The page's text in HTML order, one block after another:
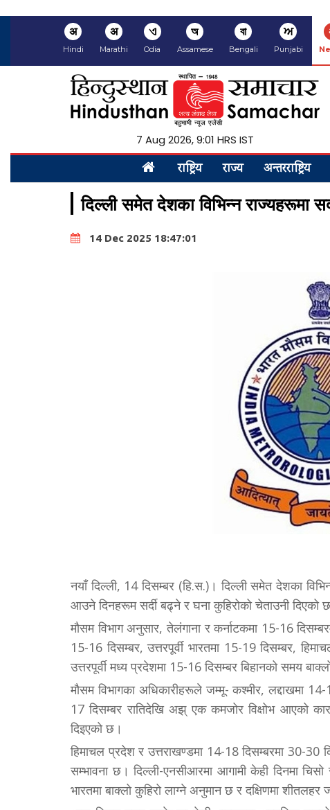
अ
Hindi
अ
Marathi
ଏ
Odia
অ
Assamese
বা
Bengali
ਅ
Punjabi
7 Aug 2026, 9:01 HRS IST
राष्ट्रिय राज्य अन्तरराष्ट्रिय
दिल्ली समेत देशका विभिन्न राज्यहरूमा
14 Dec 2025 18:47:01
नयाँ दिल्ली, 14 दिसम्बर (हि.स.)। दिल्ली समेत देशका
आउने दिनहरूम सर्दी बढ्ने र घना कुहिरोको चेताउनी दिएको
मौसम विभाग अनुसार, तेलंगाना र कर्नाटकमा 15-16
15-16 दिसम्बर, उत्तरपूर्वी भारतमा 15-19 दिसम्बर,
उत्तरपूर्वी मध्य प्रदेशमा 15-16 दिसम्बर बिहानको समय
मौसम विभागका अधिकारीहरूले जम्मू- कश्मीर, लद्दाखमा 14-
17 दिसम्बर रातिदेखि अझ् एक कमजोर विक्षोभ आएको
दिइएको छ।
हिमाचल प्रदेश र उत्तराखण्डमा 14-18 दिसम्बरमा 30-30
सम्भावना छ। दिल्ली-एनसीआरमा आगामी केही दिनमा
भारतमा बाक्लो कुहिरो लाग्ने अनुमान छ र दक्षिणमा शीतलहर